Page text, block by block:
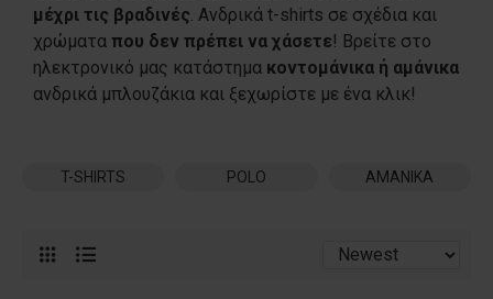
μέχρι τις βραδινές. Ανδρικά t-shirts σε σχέδια και
χρώματα που δεν πρέπει να χάσετε! Βρείτε στο
ηλεκτρονικό μας κατάστημα κοντομάνικα ή αμάνικα
ανδρικά μπλουζάκια και ξεχωρίστε με ένα κλικ!
T-SHIRTS POLO ΑΜΑΝΙΚΑ